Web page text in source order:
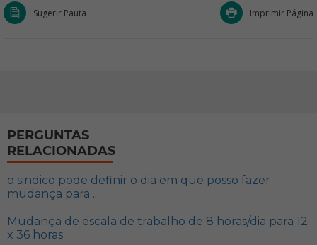
Sugerir Pauta Imprimir Página
PERGUNTAS
RELACIONADAS
o sindico pode definir o dia em que posso fazer
mudança para ...
Mudança de escala de trabalho de 8 horas/dia para 12
x 36 horas